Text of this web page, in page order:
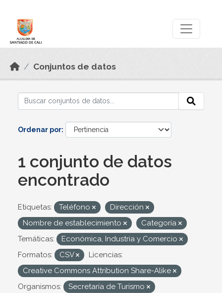
Conjuntos de datos
Ordenar por
1 conjunto de datos
encontrado
Etiquetas: Teléfono
Dirección
Nombre de establecimiento
Categoría
Temáticas:
Económica, Industria y Comercio
Formatos:
CSV
Licencias:
Creative Commons Attribution Share-Alike
Organismos:
Secretaría de Turismo